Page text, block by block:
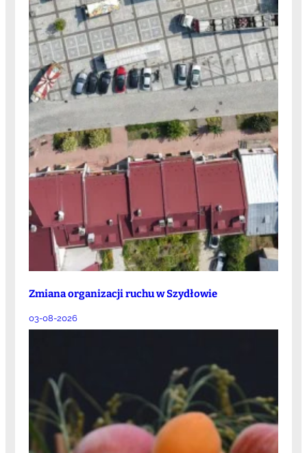
Zmiana organizacji ruchu w Szydłowie
03-08-2026